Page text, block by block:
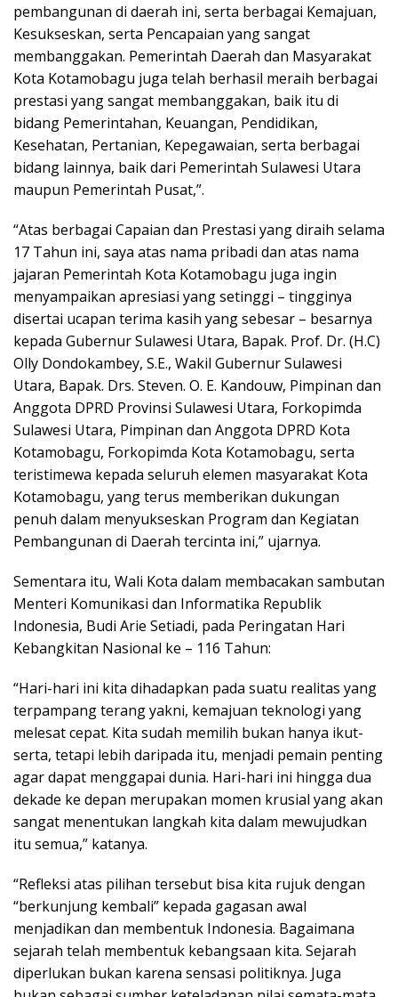
pembangunan di daerah ini, serta berbagai Kemajuan,
Kesukseskan, serta Pencapaian yang sangat
membanggakan. Pemerintah Daerah dan Masyarakat
Kota Kotamobagu juga telah berhasil meraih berbagai
prestasi yang sangat membanggakan, baik itu di
bidang Pemerintahan, Keuangan, Pendidikan,
Kesehatan, Pertanian, Kepegawaian, serta berbagai
bidang lainnya, baik dari Pemerintah Sulawesi Utara
maupun Pemerintah Pusat,”.
“Atas berbagai Capaian dan Prestasi yang diraih selama
17 Tahun ini, saya atas nama pribadi dan atas nama
jajaran Pemerintah Kota Kotamobagu juga ingin
menyampaikan apresiasi yang setinggi – tingginya
disertai ucapan terima kasih yang sebesar – besarnya
kepada Gubernur Sulawesi Utara, Bapak. Prof. Dr. (H.C)
Olly Dondokambey, S.E., Wakil Gubernur Sulawesi
Utara, Bapak. Drs. Steven. O. E. Kandouw, Pimpinan dan
Anggota DPRD Provinsi Sulawesi Utara, Forkopimda
Sulawesi Utara, Pimpinan dan Anggota DPRD Kota
Kotamobagu, Forkopimda Kota Kotamobagu, serta
teristimewa kepada seluruh elemen masyarakat Kota
Kotamobagu, yang terus memberikan dukungan
penuh dalam menyukseskan Program dan Kegiatan
Pembangunan di Daerah tercinta ini,” ujarnya.
Sementara itu, Wali Kota dalam membacakan sambutan
Menteri Komunikasi dan Informatika Republik
Indonesia, Budi Arie Setiadi, pada Peringatan Hari
Kebangkitan Nasional ke – 116 Tahun:
“Hari-hari ini kita dihadapkan pada suatu realitas yang
terpampang terang yakni, kemajuan teknologi yang
melesat cepat. Kita sudah memilih bukan hanya ikut-
serta, tetapi lebih daripada itu, menjadi pemain penting
agar dapat menggapai dunia. Hari-hari ini hingga dua
dekade ke depan merupakan momen krusial yang akan
sangat menentukan langkah kita dalam mewujudkan
itu semua,” katanya.
“Refleksi atas pilihan tersebut bisa kita rujuk dengan
“berkunjung kembali” kepada gagasan awal
menjadikan dan membentuk Indonesia. Bagaimana
sejarah telah membentuk kebangsaan kita. Sejarah
diperlukan bukan karena sensasi politiknya. Juga